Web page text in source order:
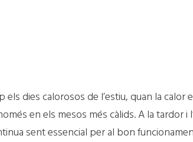
dies calorosos de l’estiu, quan la calor
en els mesos més càlids. A la tardor
sent essencial per al bon